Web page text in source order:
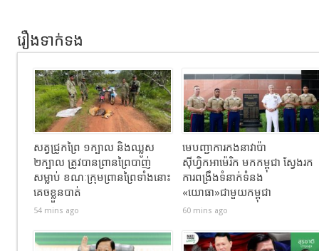
រឿងទាក់ទង
សត្វជ្រូកព្រៃ ១ក្បាល និងឈ្លូស
២ក្បាល​ ត្រូវបានព្រានព្រៃបាញ់
សម្លាប់​ ខណៈ​ក្រុមព្រានព្រៃទាំងនោះ
គេចខ្លួនបាត់
54 mins ago
មេបញ្ជាការកងនាវាប៉ា
ស៊ីហ្វិកអាម៉េរិក មកកម្ពុជា ស្វែងរក
ការពង្រឹងទំនាក់ទំនង
«យោធា»ជាមួយកម្ពុជា
60 mins ago